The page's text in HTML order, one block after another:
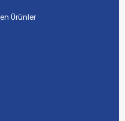
Ürünler